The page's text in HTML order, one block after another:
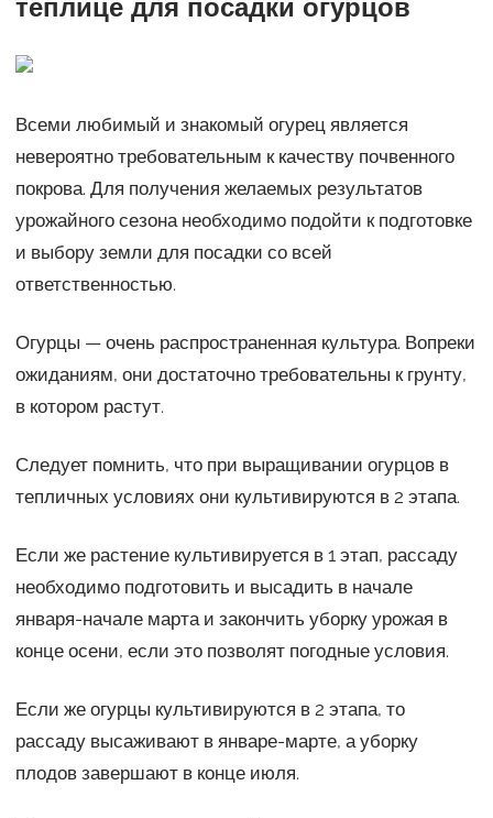
теплице для посадки огурцов
Всеми любимый и знакомый огурец является
невероятно требовательным к качеству почвенного
покрова. Для получения желаемых результатов
урожайного сезона необходимо подойти к подготовке
и выбору земли для посадки со всей
ответственностью.
Огурцы — очень распространенная культура. Вопреки
ожиданиям, они достаточно требовательны к грунту,
в котором растут.
Следует помнить, что при выращивании огурцов в
тепличных условиях они культивируются в 2 этапа.
Если же растение культивируется в 1 этап, рассаду
необходимо подготовить и высадить в начале
января-начале марта и закончить уборку урожая в
конце осени, если это позволят погодные условия.
Если же огурцы культивируются в 2 этапа, то
рассаду высаживают в январе-марте, а уборку
плодов завершают в конце июля.